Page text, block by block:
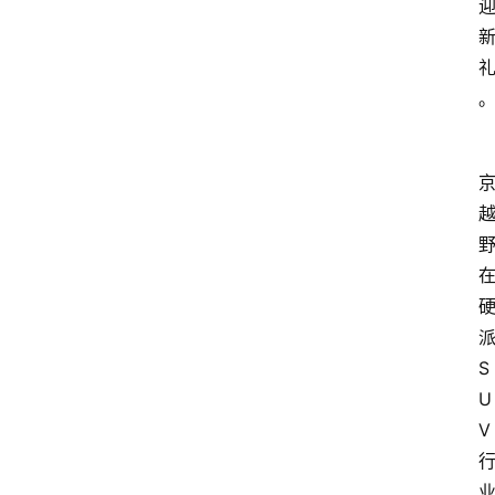
迎
新
礼
。
京
越
野
在
硬
派
S
U
V
行